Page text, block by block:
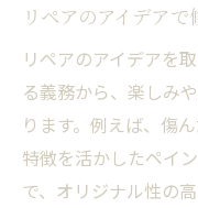
リペアのアイデア
リペアのアイデアを
る義務から、楽しみ
ります。例えば、傷
特徴を活かしたペイ
で、オリジナル性の